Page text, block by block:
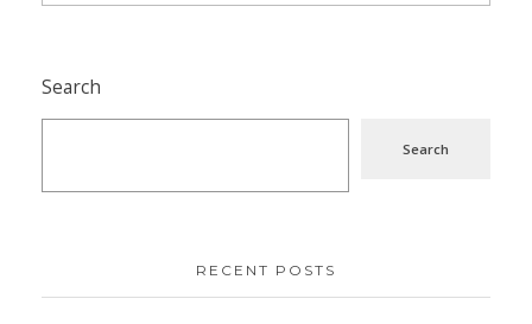
Search
Search
RECENT POSTS